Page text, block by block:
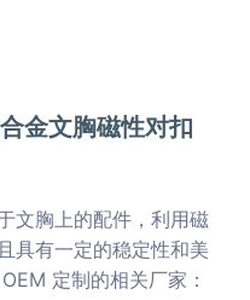
金文胸磁性对扣
文胸上的配件，利用磁
具有一定的稳定性和美
定制的相关厂家：